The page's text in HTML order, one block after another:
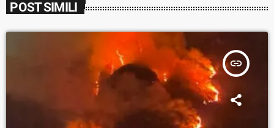
POST SIMILI
insert_link